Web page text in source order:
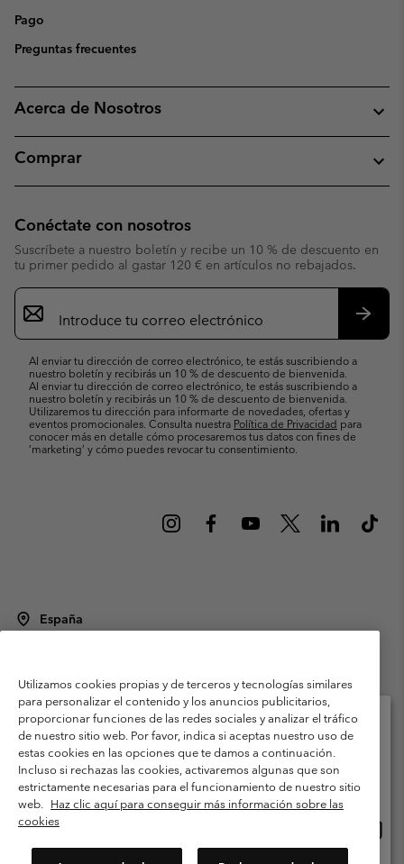
Pago
Preguntas frecuentes
Acerca de Nosotros
Comprar
Conéctate con nosotros
Suscríbete a nuestro boletín y recibe un 10 % de descuento en
tu primer pedido al gastar 120 € en artículos no rebajados.
Suscripción
de
correo
Al enviar tu dirección de correo electrónico, te estás suscribiendo a
nuestro boletín y recibirás un 10 % de descuento de bienvenida.
Al enviar tu dirección de correo electrónico, te estás suscribiendo a
nuestro boletín y recibirás un 10 % de descuento de bienvenida.
Utilizaremos tu dirección para informarte de novedades, ofertas y
eventos promocionales. Consulta nuestra Política de Privacidad para
conocer más en detalle cómo procesaremos tus datos con fines de
’marketing’ y cómo puedes revocar tu consentimiento.
España
Condiciones de uso
Terminos de Venta
Garantía
Política de Privacidad
Términos y condiciones del programa de miembros
Términos De Uso Del Contenido Generado Por Los Usuarios
Impressum
Cookies Public CBCR
Utilizamos cookies propias y de terceros y tecnologías similares
para personalizar el contenido y los anuncios publicitarios,
proporcionar funciones de las redes sociales y analizar el tráfico
de nuestro sitio web. Por favor, indica si aceptas nuestro uso de
estas cookies en las opciones que te damos a continuación.
Incluso si rechazas las cookies, activaremos algunas que son
estrictamente necesarias para el funcionamiento de nuestro sitio
web. Haz clic aquí para conseguir más información sobre las
cookies
Selecciona tu país e idioma envío
Compras en línea disponibles